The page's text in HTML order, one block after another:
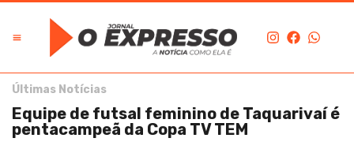
Últimas Notícias
Equipe de futsal feminino de Taquarivaí é
pentacampeã da Copa TV TEM